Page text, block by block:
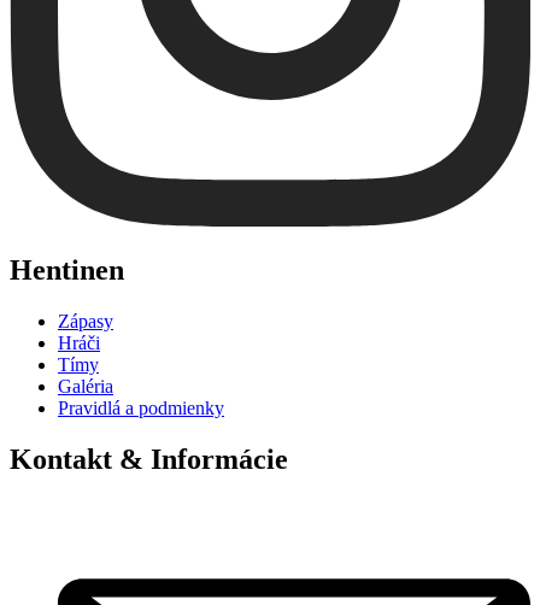
Hentinen
Zápasy
Hráči
Tímy
Galéria
Pravidlá a podmienky
Kontakt & Informácie